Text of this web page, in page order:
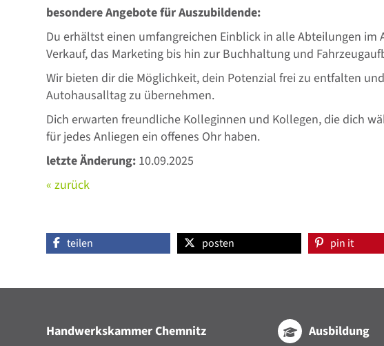
besondere Angebote für Auszubildende:
Du erhältst einen umfangreichen Einblick in alle Abteilungen im
Verkauf, das Marketing bis hin zur Buchhaltung und
Wir bieten dir die Möglichkeit, dein Potenzial frei zu entfalten
Autohausalltag zu übernehmen.
Dich erwarten freundliche Kolleginnen und Kollegen, die dich
für jedes Anliegen ein offenes Ohr haben.
letzte Änderung: 10.09.2025
« zurück
teilen posten pin it
Handwerkskammer Chemnitz
Ausbildung